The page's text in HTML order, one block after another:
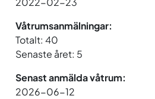
Våtrumsanmälningar:
Totalt: 40
Senaste året: 5
Senast anmälda våtrum:
2026-06-12